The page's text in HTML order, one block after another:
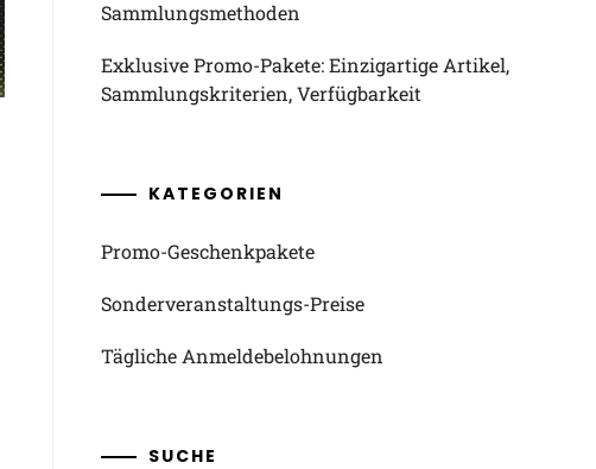
Sammlungsmethoden
Exklusive Promo-Pakete: Einzigartige Artikel,
Sammlungskriterien, Verfügbarkeit
KATEGORIEN
Promo-Geschenkpakete
Sonderveranstaltungs-Preise
Tägliche Anmeldebelohnungen
SUCHE